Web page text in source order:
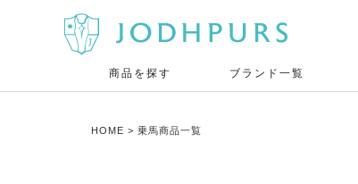
商品を探す ブランド一覧
HOME 乗馬商品一覧